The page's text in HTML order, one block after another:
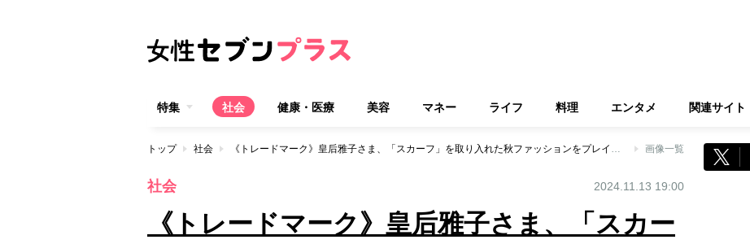
特集 社会 健康・医療 美容 マネー ライフ 料理 エンタメ 関連サイト
トップ 社会 《トレードマーク》皇后雅子さま、「スカーフ」を取り入れた秋ファッションをプレイバック 画像一覧
社会 2024.11.13 19:00
《トレードマーク》皇后雅子さま、「スカー